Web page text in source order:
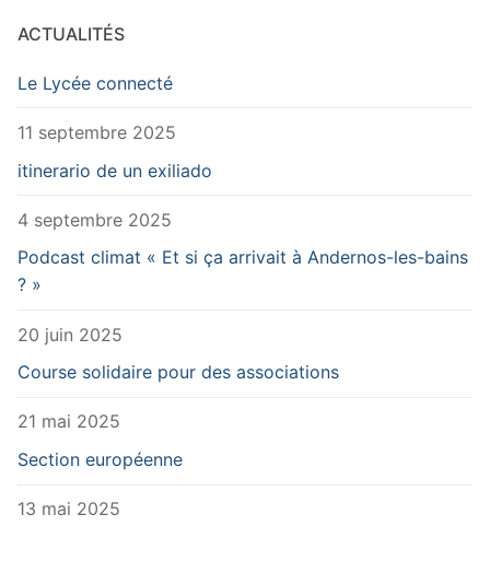
ACTUALITÉS
Le Lycée connecté
11 septembre 2025
itinerario de un exiliado
4 septembre 2025
Podcast climat « Et si ça arrivait à Andernos-les-bains
? »
20 juin 2025
Course solidaire pour des associations
21 mai 2025
Section européenne
13 mai 2025